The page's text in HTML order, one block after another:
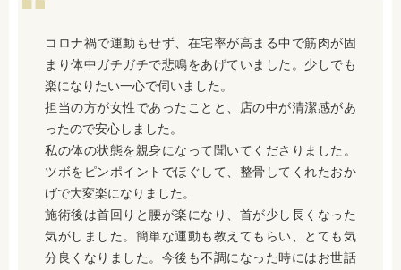
コロナ禍で運動もせず、在宅率が高まる中で筋肉が固
まり体中ガチガチで悲鳴をあげていました。少しでも
楽になりたい一心で伺いました。
担当の方が女性であったことと、店の中が清潔感があ
ったので安心しました。
私の体の状態を親身になって聞いてくださりました。
ツボをピンポイントでほぐして、整骨してくれたおか
げで大変楽になりました。
施術後は首回りと腰が楽になり、首が少し長くなった
気がしました。簡単な運動も教えてもらい、とても気
分良くなりました。今後も不調になった時にはお世話